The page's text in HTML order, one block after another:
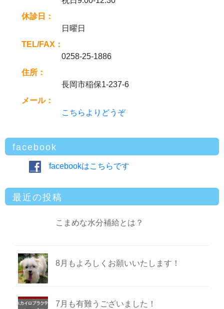
休診日：
日曜日
TEL/FAX：
0258-25-1886
住所：
長岡市稲保1-237-6
メール：
こちらよりどうぞ
facebook
facebookはこちらです
最近の投稿
こまめな水分補給とは？
8月もよろしくお願いいたします！
7月も有難うございました！